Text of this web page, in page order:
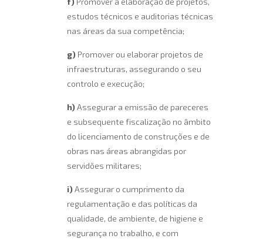
estudos técnicos e auditorias técnicas
nas áreas da sua competência;
g) Promover ou elaborar projetos de
infraestruturas, assegurando o seu
controlo e execução;
h)Assegurar a emissão de pareceres
e subsequente fiscalização no âmbito
do licenciamento de construções e de
obras nas áreas abrangidas por
servidões militares;
i)Assegurar o cumprimento da
regulamentação e das políticas da
qualidade, de ambiente, de higiene e
segurança no trabalho, e com